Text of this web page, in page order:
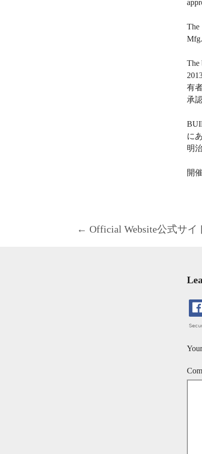
The
The
有
承
に
明
開
← Official Website公式サイ